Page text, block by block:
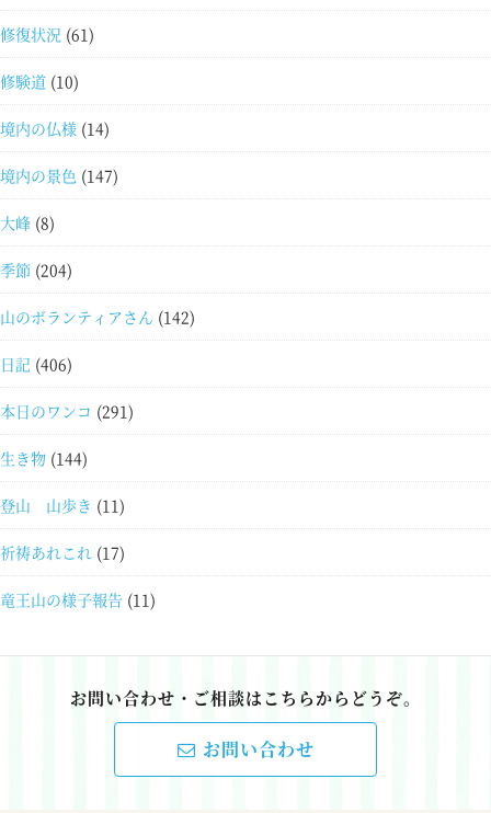
修復状況 (61)
修験道 (10)
境内の仏様 (14)
境内の景色 (147)
大峰 (8)
季節 (204)
山のボランティアさん (142)
日記 (406)
本日のワンコ (291)
生き物 (144)
登山 山歩き (11)
祈祷あれこれ (17)
竜王山の様子報告 (11)
お問い合わせ・ご相談はこちらからどうぞ。
お問い合わせ